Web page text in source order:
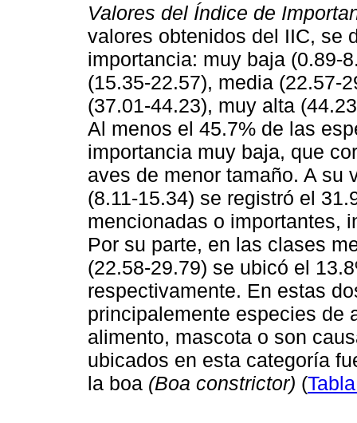
Valores del Índice de
valores obtenidos del IIC, se
importancia: muy baja (0.89-
(15.35-22.57), media (22.57-
(37.01-44.23), muy alta
Al menos el 45.7% de las
importancia muy baja, que
aves de menor tamaño. A su
(8.11-15.34) se registró el
mencionadas o importantes,
Por su parte, en las clases
(22.58-29.79) se ubicó el
respectivamente. En estas
principalemente especies de
alimento, mascota o son
ubicados en esta categoría
la boa (Boa constrictor) (